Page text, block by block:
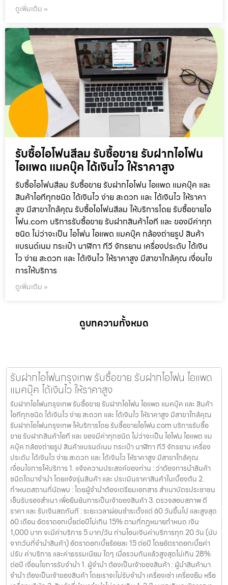
ดูเพิ่มเติม »
รับซื้อไอโฟนสีลม รับซื้อขาย รับฝากไอโฟน
ไอแพด แมคบุ๊ค ได้เงินไว ให้ราคาสูง
รับซื้อไอโฟนสีลม รับซื้อขาย รับฝากไอโฟน ไอแพด แมคบุ๊ค และ
สินค้าไอทีทุกชนิด ได้เงินไว ง่าย สะดวก และ ได้เงินไว ให้ราคา
สูง มีสาขาใกล้คุณ รับซื้อไอโฟนสีลม ให้บริการโดย รับซื้อขายไอ
โฟน.com บริการรับซื้อขาย รับฝากสินค้าไอที และ ของมีค่าทุก
ชนิด ไม่ว่าจะเป็น ไอโฟน ไอแพด แมคบุ๊ค กล้องถ่ายรูป สินค้า
แบรนด์เนม กระเป๋า นาฬิกา ทีวี จักรยาน เครื่องประดับ ได้เงิน
ไว ง่าย สะดวก และ ได้เงินไว ให้ราคาสูง มีสาขาใกล้คุณ เงื่อนไข
การให้บริการ
ดูเพิ่มเติม »
ดูบทความทั้งหมด
รับฝากไอโฟนกรุงเทพ รับซื้อขาย รับฝากไอโฟน ไอแพด
แมคบุ๊ค ได้เงินไว ให้ราคาสูง
รับฝากไอโฟนกรุงเทพ รับซื้อขาย รับฝากไอโฟน ไอแพด แมคบุ๊ค และ สินค้า
ไอทีทุกชนิด ได้เงินไว ง่าย สะดวก และ ได้เงินไว ให้ราคาสูง มีสาขาใกล้คุณ
รับฝากไอโฟนกรุงเทพ ให้บริการโดย รับซื้อขายไอโฟน.com บริการรับซื้อ
ขาย รับฝากสินค้าไอที และ ของมีค่าทุกชนิด ไม่ว่าจะเป็น ไอโฟน ไอแพด แม
คบุ๊ค กล้องถ่ายรูป สินค้าแบรนด์เนม กระเป๋า นาฬิกา ทีวี จักรยาน เครื่อง
ประดับ ได้เงินไว ง่าย สะดวก และ ได้เงินไว ให้ราคาสูง มีสาขาใกล้คุณ
เงื่อนไขการให้บริการ 1. แจ้งความประสงค์ของท่าน : ว่าต้องการนำสินค้า
ชนิดใดมาจำนำ โดยแจ้งรุ่นสินค้า และ ประเมินราคาสินค้าในเบื้องต้น 2.
กำหนดสถานที่นัดพบ : โดยผู้จำนำต้องเตรียมเอกสาร สำเนาบัตรประชาชน
เซ็นรับรองสำเนา เพื่อยืนยันการเป็นเจ้าของสินค้า 3. ตรวจสอบสภาพ ตี
ราคา และ รับเงินสดทันที : ระยะเวลาผ่อนชำระตั้งแต่ 60 วันขึ้นไป และสูงสุด
60 เดือน อัตราดอกเบี้ยต่อปีไม่เกิน 15% ตามที่กฏหมายกำหนด เงิน
1,000 บาท จะมีค่าบริการ 5 บาท/วัน ท่านโอนเงินค่าบริการทุก 20 วัน (นับ
จากวันที่จำนำสินค้า) อัตราดอกเบี้ยร้อยละ 15 ต่อปี โดยอัตราดอกเบี้ยค่า
ปรับ ค่าบริการ และค่าธรรมเนียม ใดๆ เมื่อรวมกันแล้วสูงสุดไม่เกิน 28%
ต่อปี เงื่อนไขการรับจำนำ 1. ผู้จำนำ ต้องเป็นเจ้าของสินค้า : ผู้นำสินค้ามา
จำนำ ต้องเป็นเจ้าของสินค้า โดยเราจะไม่รับจำนำ เครื่องเช่า เครื่องยืม หรือ